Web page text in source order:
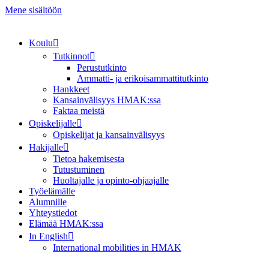
Mene sisältöön
Koulu
Tutkinnot
Perustutkinto
Ammatti- ja erikoisammattitutkinto
Hankkeet
Kansainvälisyys HMAK:ssa
Faktaa meistä
Opiskelijalle
Opiskelijat ja kansainvälisyys
Hakijalle
Tietoa hakemisesta
Tutustuminen
Huoltajalle ja opinto-ohjaajalle
Työelämälle
Alumnille
Yhteystiedot
Elämää HMAK:ssa
In English
International mobilities in HMAK